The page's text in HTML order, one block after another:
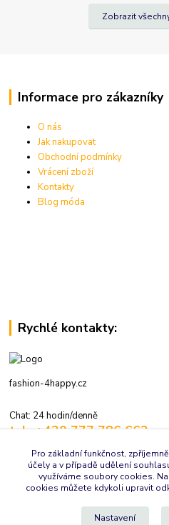
Zobrazit
Informace pro zákazníky
O nás
Jak nakupovat
Obchodní podmínky
Vrácení zboží
Kontakty
Blog móda
Rychlé kontakty:
fashion-4happy.cz
Chat: 24 hodin/denně
tel.: +420 777 786 662
info@fashion-4happy.cz
Pro základní funkčnost,
účely a v případě udělení
využíváme soubory cookies.
cookies můžete kdykoli upravit
Nastavení